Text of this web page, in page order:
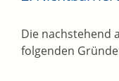
Die nachstehend
folgenden